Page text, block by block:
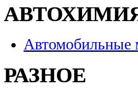
Автомобильные
РАЗНОЕ